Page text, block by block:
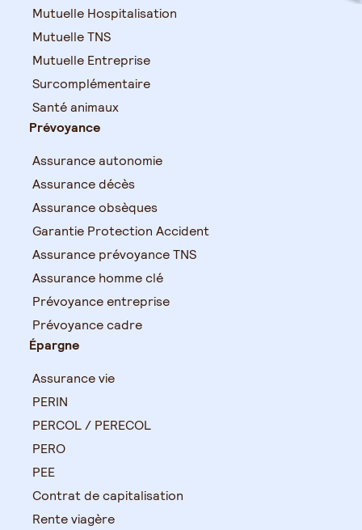
Mutuelle Hospitalisation
Mutuelle TNS
Mutuelle Entreprise
Surcomplémentaire
Santé animaux
Prévoyance
Assurance autonomie
Assurance décès
Assurance obsèques
Garantie Protection Accident
Assurance prévoyance TNS
Assurance homme clé
Prévoyance entreprise
Prévoyance cadre
Épargne
Assurance vie
PERIN
PERCOL / PERECOL
PERO
PEE
Contrat de capitalisation
Rente viagère